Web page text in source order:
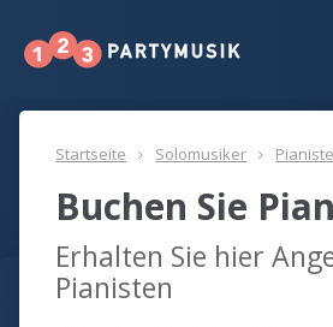
Startseite Solomusiker
Buchen Sie
Erhalten Sie hier
Pianisten